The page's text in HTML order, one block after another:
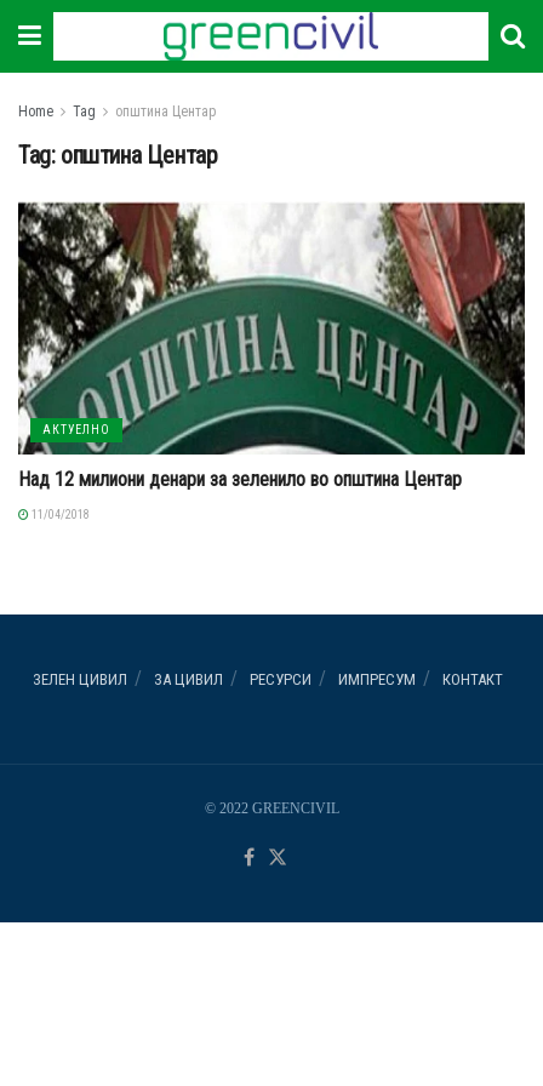
Home Tag општина Центар
Tag: општина Центар
АКТУЕЛНО
Над 12 милиони денари за зеленило во општина Центар
11/04/2018
ЗЕЛЕН ЦИВИЛ ЗА ЦИВИЛ РЕСУРСИ ИМПРЕСУМ КОНТАКТ
© 2022 GREENCIVIL